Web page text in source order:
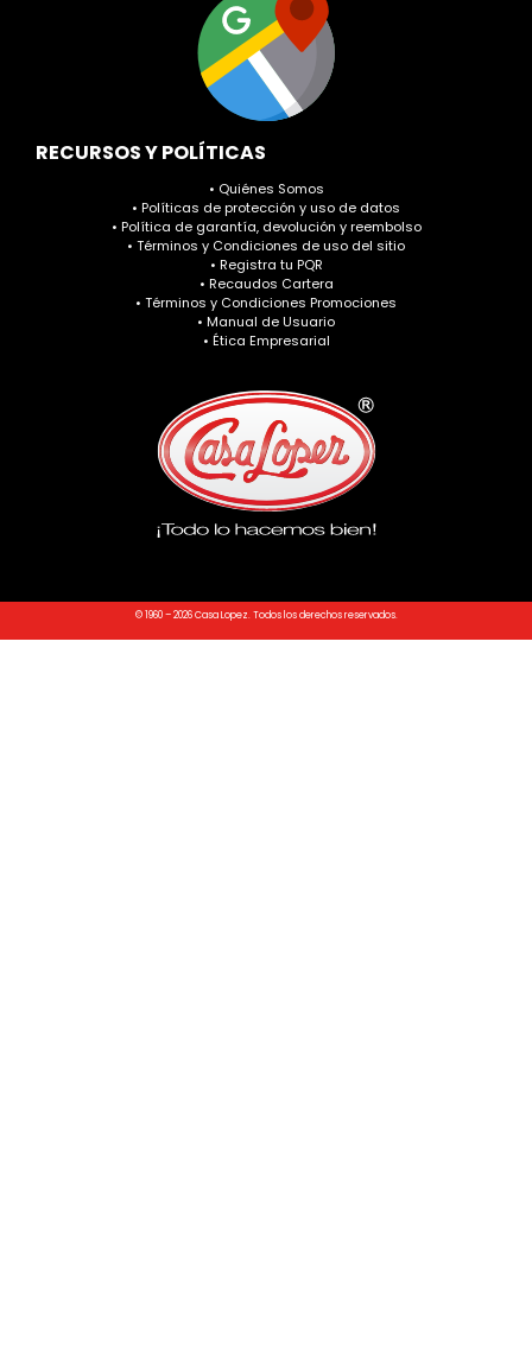
RECURSOS Y POLÍTICAS
• Quiénes Somos
• Políticas de protección y uso de datos
• Política de garantía, devolución y reembolso
• Términos y Condiciones de uso del sitio
• Registra tu PQR
• Recaudos Cartera
• Términos y Condiciones Promociones
• Manual de Usuario
• Ética Empresarial
© 1960 – 2026 Casa Lopez. Todos los derechos reservados.